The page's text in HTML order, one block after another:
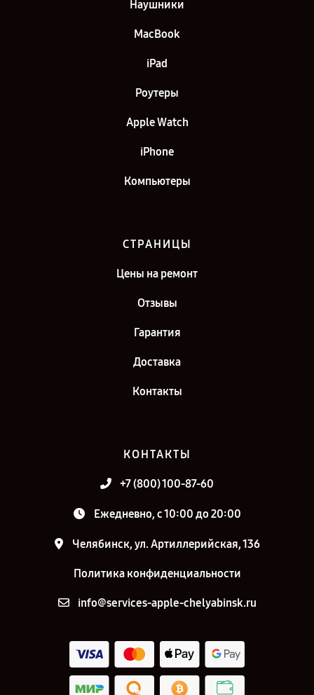
Наушники
MacBook
iPad
Роутеры
Apple Watch
iPhone
Компьютеры
СТРАНИЦЫ
Цены на ремонт
Отзывы
Гарантия
Доставка
Контакты
КОНТАКТЫ
+7 (800) 100-87-60
Ежедневно, с 10:00 до 20:00
Челябинск, ул. Артиллерийская, 136
Политика конфиденциальности
info@services-apple-chelyabinsk.ru